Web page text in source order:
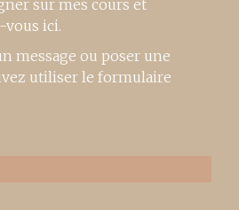
sur mes cours et
vous ici.
message ou poser une
utiliser le formulaire